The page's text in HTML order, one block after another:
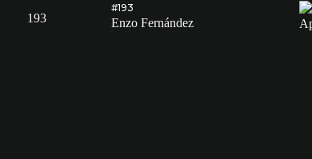
193
#193
Enzo Fernández